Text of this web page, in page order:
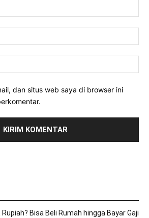
dan situs web saya di browser ini
Bisa Beli Rumah hingga Bayar Gaji